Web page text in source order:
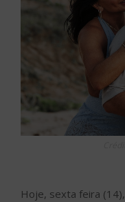
Hoje, sexta feira (14),